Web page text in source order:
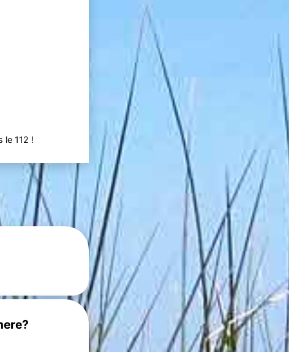
le 112 !